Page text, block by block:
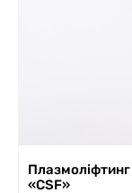
Плазмоліфтинг
«CSF»